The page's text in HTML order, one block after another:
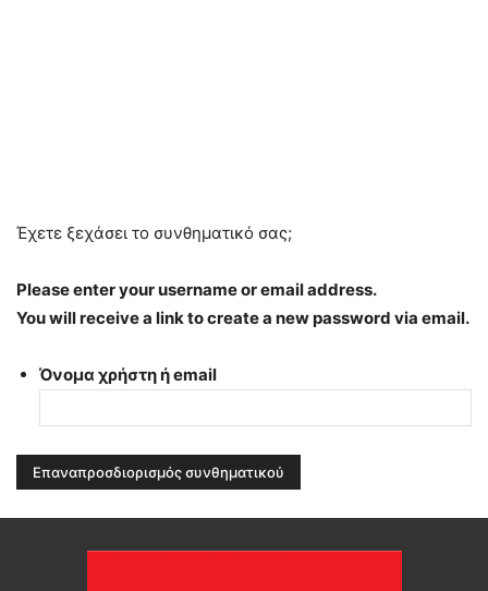
Έχετε ξεχάσει το συνθηματικό σας;
Please enter your username or email address.
You will receive a link to create a new password via email.
Όνομα χρήστη ή email